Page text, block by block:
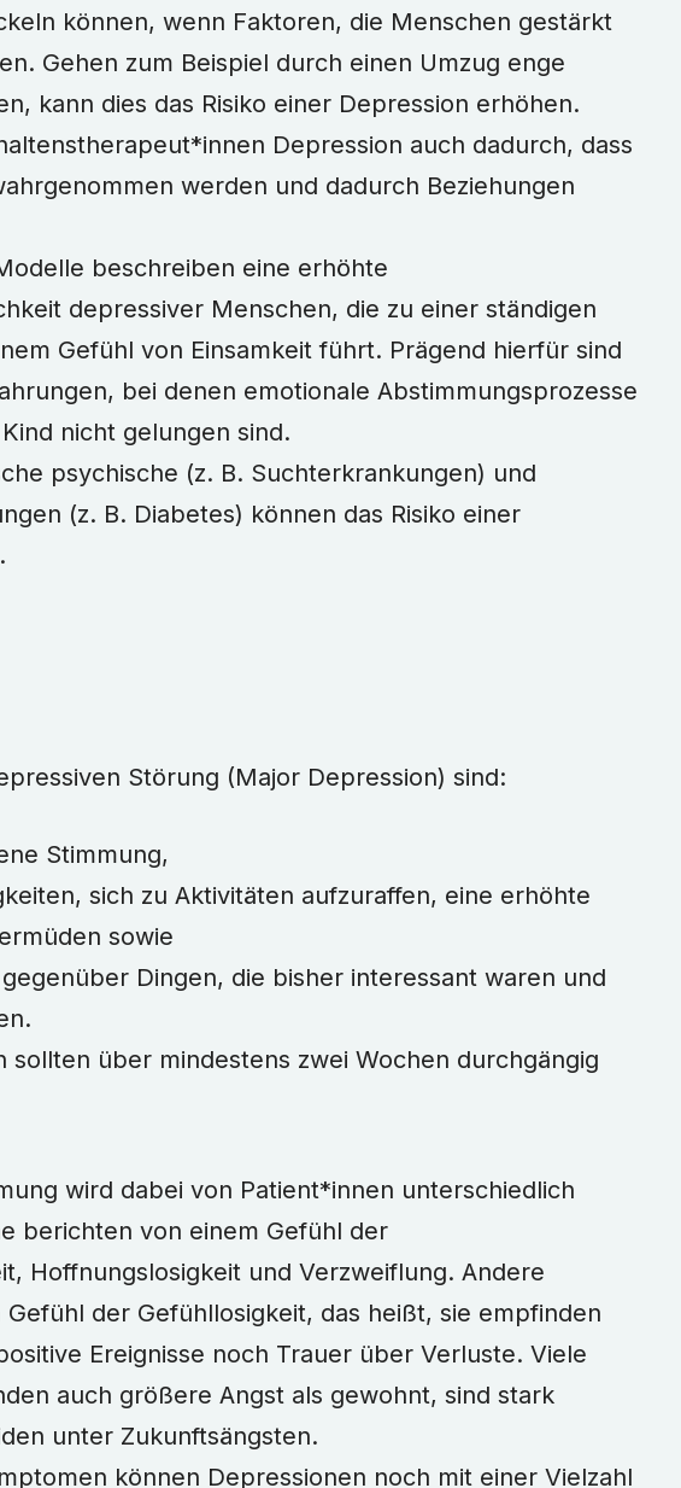
können, wenn Faktoren, die Menschen gestärkt
Gehen zum Beispiel durch einen Umzug enge
kann dies das Risiko einer Depression erhöhen.
Depression auch dadurch, dass
werden und dadurch Beziehungen
beschreiben eine erhöhte
depressiver Menschen, die zu einer ständigen
Gefühl von Einsamkeit führt. Prägend hierfür sind
bei denen emotionale Abstimmungsprozesse
nicht gelungen sind.
psychische (z. B. Suchterkrankungen) und
(z. B. Diabetes) können das Risiko einer
Störung (Major Depression) sind:
Stimmung,
sich zu Aktivitäten aufzuraffen, eine erhöhte
sowie
Dingen, die bisher interessant waren und
sollten über mindestens zwei Wochen durchgängig
wird dabei von Patient*innen unterschiedlich
berichten von einem Gefühl der
Hoffnungslosigkeit und Verzweiflung. Andere
der Gefühllosigkeit, das heißt, sie empfinden
Ereignisse noch Trauer über Verluste. Viele
auch größere Angst als gewohnt, sind stark
unter Zukunftsängsten.
können Depressionen noch mit einer Vielzahl